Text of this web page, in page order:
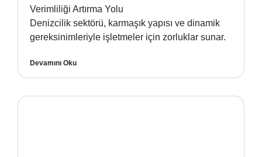
Verimliliği Artırma Yolu
Denizcilik sektörü, karmaşık yapısı ve dinamik
gereksinimleriyle işletmeler için zorluklar sunar.
Devamını Oku